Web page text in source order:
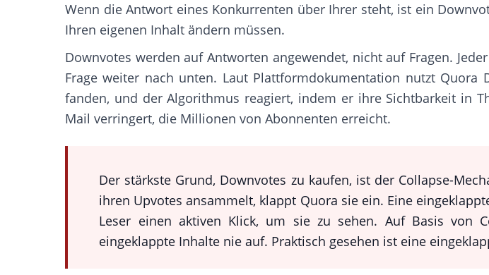
Wenn die Antwort eines Konkurrenten über Ihrer steht, ist ein
Ihren eigenen Inhalt ändern müssen.
Downvotes werden auf Antworten angewendet, nicht auf Fragen.
Frage weiter nach unten. Laut Plattformdokumentation nutzt
fanden, und der Algorithmus reagiert, indem er ihre Sichtbarkeit in
Mail verringert, die Millionen von Abonnenten erreicht.
Der stärkste Grund, Downvotes zu kaufen, ist der Collapse-
ihren Upvotes ansammelt, klappt Quora sie ein. Eine
Leser einen aktiven Klick, um sie zu sehen. Auf Basis von
eingeklappte Inhalte nie auf. Praktisch gesehen ist eine